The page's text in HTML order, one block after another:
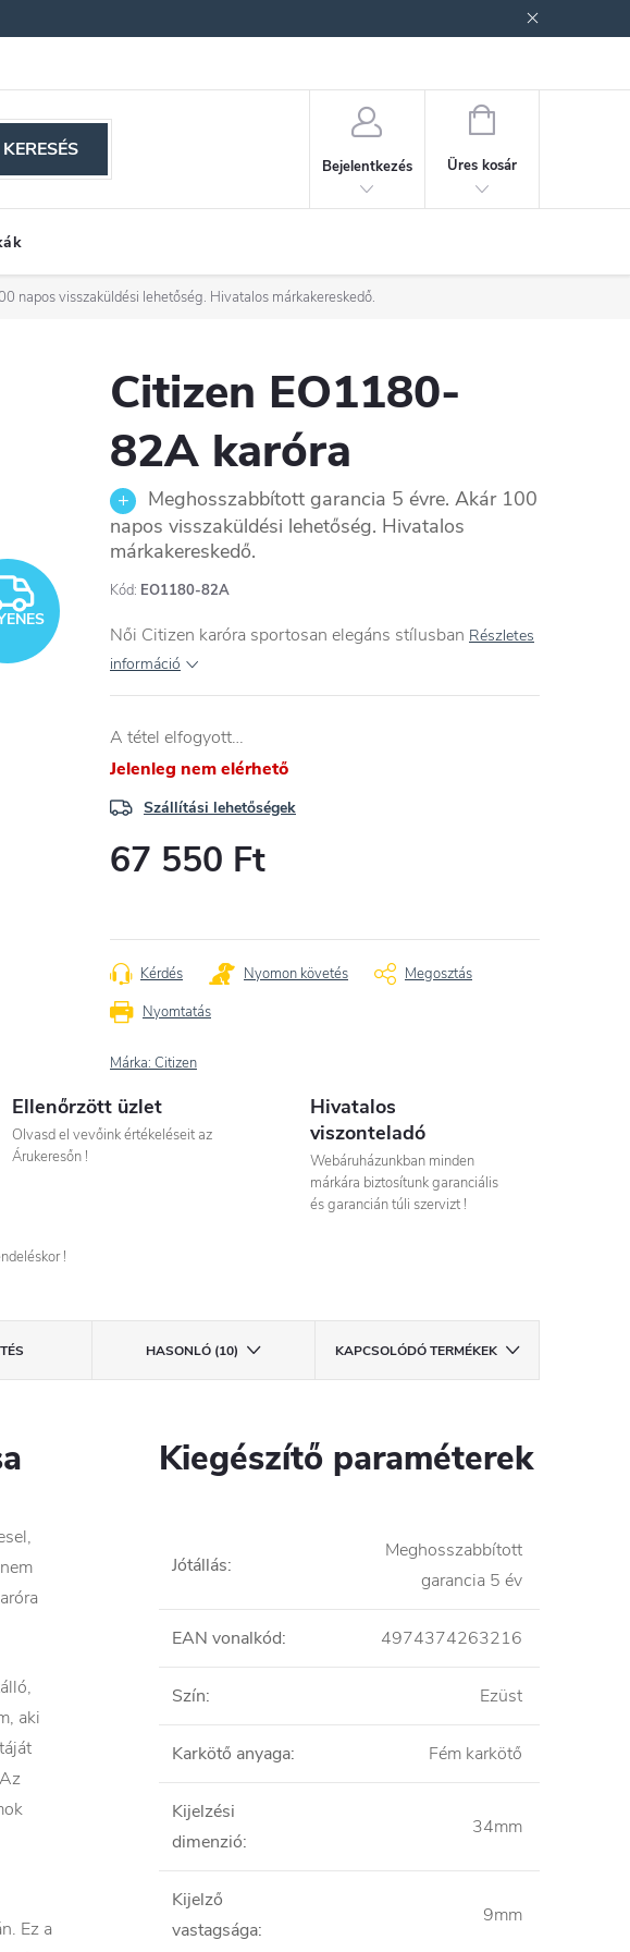
KERESÉS
Bejelentkezés
KOSÁR
Üres kosár
napos visszaküldési lehetőség. Hivatalos márkakereskedő.
INGYENES
Citizen EO1180-
82A karóra
Meghosszabbított garancia 5 évre. Akár 100
napos visszaküldési lehetőség. Hivatalos
márkakereskedő.
Kód: EO1180-82A
Női Citizen karóra sportosan elegáns stílusban Részletes
információ
A tétel elfogyott…
Jelenleg nem elérhető
Szállítási lehetőségek
67 550 Ft
Nyomtatás
Kérdés Nyomon követés Megosztás
Márka: Citizen
Ellenőrzött üzlet
Olvasd el vevőink értékeléseit az
Árukeresőn !
Hivatalos
viszonteladó
Webáruházunkban minden
márkára biztosítunk garanciális
és garancián túli szervizt !
!
HASONLÓ (10) KAPCSOLÓDÓ TERMÉKEK
aki
Ez a
Kiegészítő paraméterek
Jótállás:
Meghosszabbított
garancia 5 év
EAN vonalkód: 4974374263216
Szín: Ezüst
Karkötő anyaga: Fém karkötő
Kijelzési
dimenzió:
34mm
Kijelző
vastagsága:
9mm